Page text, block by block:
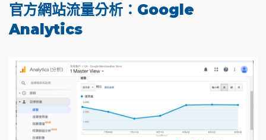
官方網站流量分析：Google
Analytics